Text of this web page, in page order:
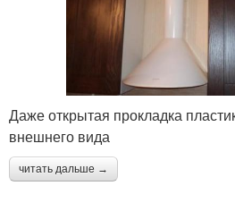
Даже открытая прокладка
внешнего вида
читать дальше →